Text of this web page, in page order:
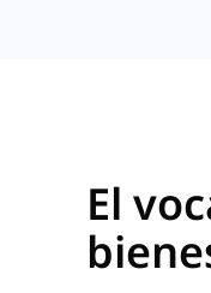
El